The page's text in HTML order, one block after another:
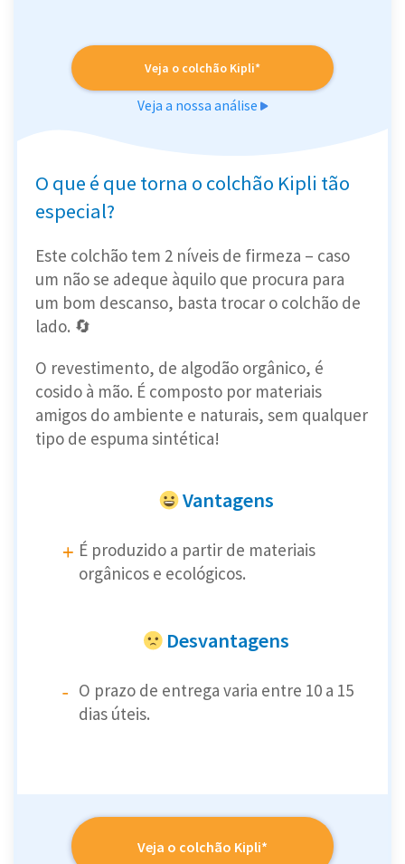
Veja o colchão Kipli*
Veja a nossa análise
O que é que torna o colchão Kipli tão
especial?
Este colchão tem 2 níveis de firmeza – caso
um não se adeque àquilo que procura para
um bom descanso, basta trocar o colchão de
lado. 🔄
O revestimento, de algodão orgânico, é
cosido à mão. É composto por materiais
amigos do ambiente e naturais, sem qualquer
tipo de espuma sintética!
Vantagens
É produzido a partir de materiais
orgânicos e ecológicos.
Desvantagens
O prazo de entrega varia entre 10 a 15
dias úteis.
Veja o colchão Kipli*